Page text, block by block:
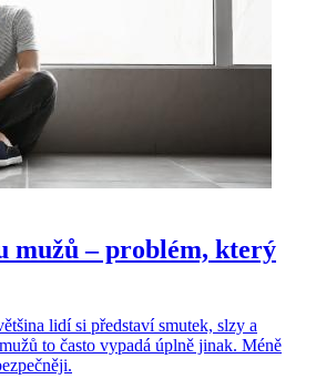
mužů – problém, který
lidí si představí smutek, slzy a
to často vypadá úplně jinak. Méně